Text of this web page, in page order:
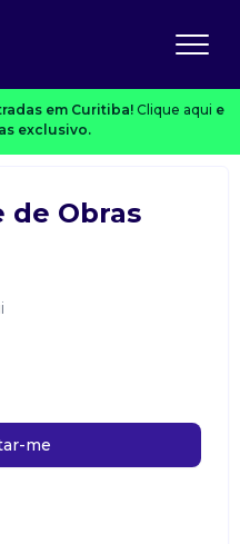
em Curitiba!Clique aqui e
exclusivo.
de Obras
me